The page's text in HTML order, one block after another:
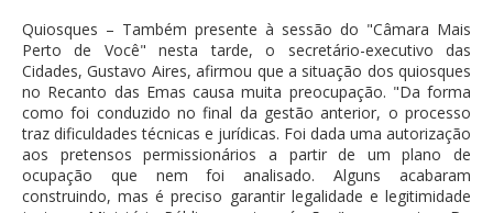
Quiosques – Também presente à sessão do "Câmara Mais
Perto de Você" nesta tarde, o secretário-executivo das
Cidades, Gustavo Aires, afirmou que a situação dos quiosques
no Recanto das Emas causa muita preocupação. "Da forma
como foi conduzido no final da gestão anterior, o processo
traz dificuldades técnicas e jurídicas. Foi dada uma autorização
aos pretensos permissionários a partir de um plano de
ocupação que nem foi analisado. Alguns acabaram
construindo, mas é preciso garantir legalidade e legitimidade